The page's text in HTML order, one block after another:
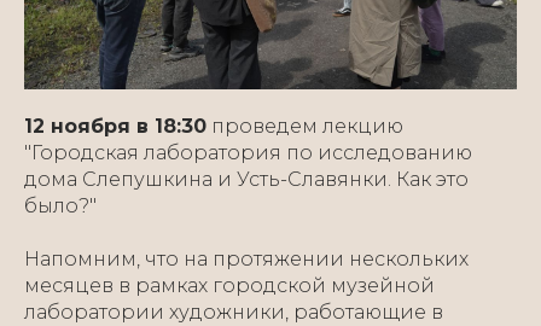
12 ноября в 18:30 проведем лекцию
"Городская лаборатория по исследованию
дома Слепушкина и Усть-Славянки. Как это
было?"
Напомним, что на протяжении нескольких
месяцев в рамках городской музейной
лаборатории художники, работающие в